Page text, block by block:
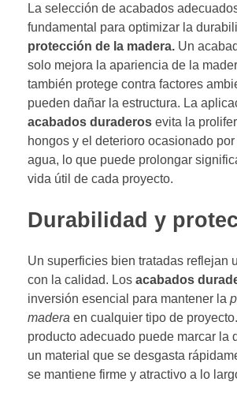
La selección de acabados
fundamental para optimizar la
protección de la madera. Un
solo mejora la apariencia de la
también protege contra factores
pueden dañar la estructura. La
acabados duraderos evita la
hongos y el deterioro ocasionado
agua, lo que puede prolongar
vida útil de cada proyecto.
Durabilidad y
Un superficies bien tratadas reflejan
con la calidad. Los acabados
inversión esencial para mantener la
madera en cualquier tipo de
producto adecuado puede marcar la
un material que se desgasta
se mantiene firme y atractivo a lo